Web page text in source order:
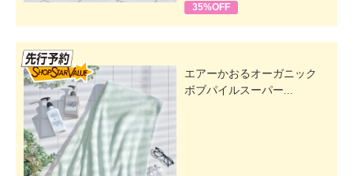
35%OFF
エアーかおるオーガニック
ボブパイルスーパー...